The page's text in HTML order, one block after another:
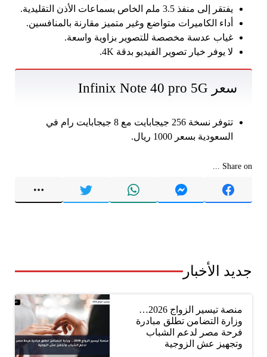
يفتقر إلى منفذ 3.5 ملم الخاص بسماعات الأذن التقليدية.
أداء الكاميرات متواضع وغير متميز مقارنة بالمنافسين.
غياب عدسة مخصصة للتصوير بزاوية واسعة.
لا يوفر خيار تصوير الفيديو بدقة 4K.
سعر Infinix Note 40 pro 5G
تتوفر نسخة 256 جيجابايت مع 8 جيجابايت رام في
السعودية بسعر 1000 ريال.
Share on ...
جديد الأخبار
منصة تيسير الزواج 2026…
وزارة التضامن تطلق مبادرة
فرحة مصر لدعم الشباب
وتجهيز عش الزوجية